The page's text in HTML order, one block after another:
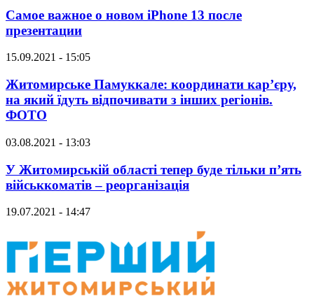
Самое важное о новом iPhone 13 после
презентации
15.09.2021 - 15:05
Житомирське Памуккале: координати кар’єру,
на який їдуть відпочивати з інших регіонів.
ФОТО
03.08.2021 - 13:03
У Житомирській області тепер буде тільки п’ять
військкоматів – реорганізація
19.07.2021 - 14:47